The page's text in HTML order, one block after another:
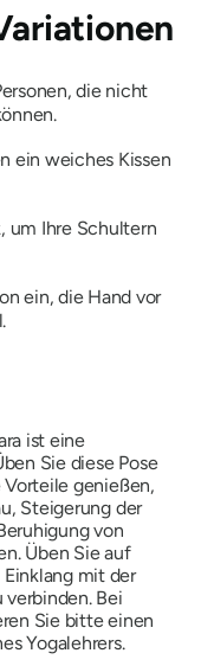
die nicht
ein weiches Kissen
um Ihre Schultern
ein, die Hand vor
ist eine
Sie diese Pose
genießen,
Steigerung der
von
Üben Sie auf
mit der
Bei
Sie bitte einen
Yogalehrers.